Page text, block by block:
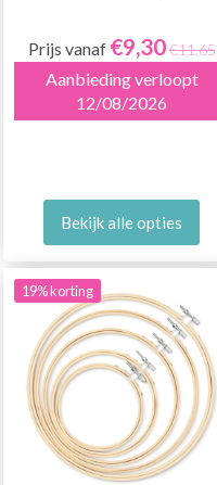
Prijs vanaf €9,30€11,65
Aanbieding verloopt
12/08/2026
Bekijk alle opties
19% korting